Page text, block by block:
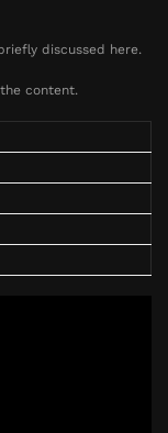
discussed here.
content.